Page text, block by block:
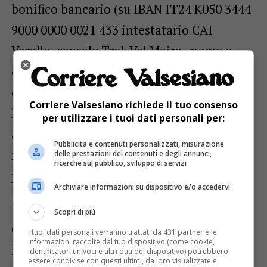
bonifico bancario (su IBAN IT24 K050 3444
9000 0000 0021 433 intestatario CAI
Varallo, causale Trek Val Maira , nome e
cognome); qualora venga data disdetta
dopo il 15 luglio non verrà restituito
l’acconto. In base alle condizioni meteo,
ambientali, tecniche l’organizzazione si
riserva di apportare modifiche al
programma cambiando meta (anche in
fase di escursione).
Ciascun partecipante dovrà attenersi alle
indicazioni della normativa anti-Covid 19
Corriere Valsesiano richiede il tuo consenso
per utilizzare i tuoi dati personali per:
Pubblicità e contenuti personalizzati, misurazione
delle prestazioni dei contenuti e degli annunci,
ricerche sul pubblico, sviluppo di servizi
Archiviare informazioni su dispositivo e/o accedervi
Scopri di più
I tuoi dati personali verranno trattati da 431 partner e le
informazioni raccolte dal tuo dispositivo (come cookie,
identificatori univoci e altri dati del dispositivo) potrebbero
essere condivise con questi ultimi, da loro visualizzate e